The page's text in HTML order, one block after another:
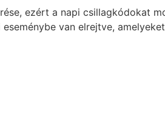
ezért a napi csillagkódokat
van elrejtve,